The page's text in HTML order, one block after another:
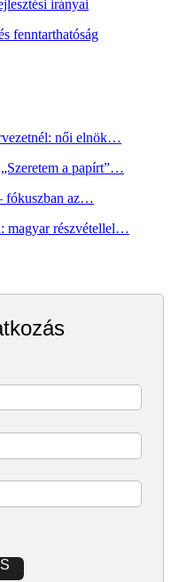
irányai
fenntarthatóság
női elnök…
a papírt”…
fókuszban az…
magyar részvétellel…